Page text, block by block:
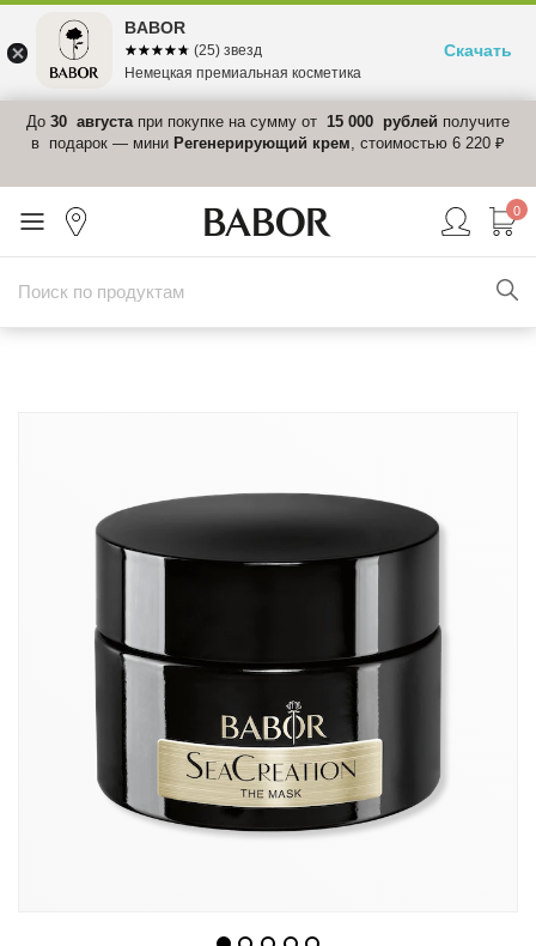
До 30 августапри покупке на сумму от 15 000 рублей получите
в подарок — мини Регенерирующий крем, стоимостью 6 220 ₽
0
BABOR
☆☆☆☆☆
★★★★★ (25) звезд
Немецкая премиальная косметика
Скачать